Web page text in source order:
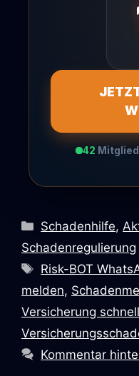
42
Kategorien
Schadenhilfe,
Schadenregulierung
Schlagwörter
Risk-BOT
melden,
Versicherung
Kommentar